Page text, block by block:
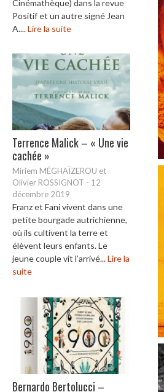
Cinémathèque) dans la revue
Positif et un autre signé Jean
A....Lire la suite
Terrence Malick – « Une vie
cachée »
Miriem MÉGHAÏZEROU et
Olivier ROSSIGNOT - 12
décembre 2019
Franz et Fani vivent dans une
petite bourgade autrichienne,
où ils cultivent la terre et
élèvent leurs enfants. Le
jeune couple vit l’arrivé...Lire la
suite
Bernardo Bertolucci –